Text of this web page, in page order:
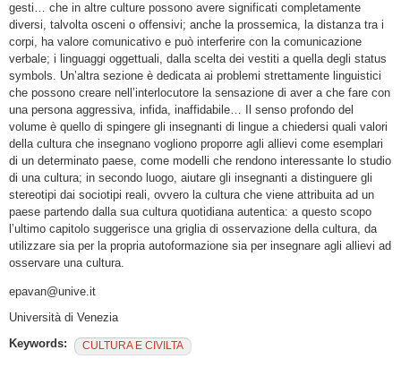
gesti… che in altre culture possono avere significati completamente
diversi, talvolta osceni o offensivi; anche la prossemica, la distanza tra i
corpi, ha valore comunicativo e può interferire con la comunicazione
verbale; i linguaggi oggettuali, dalla scelta dei vestiti a quella degli status
symbols. Un’altra sezione è dedicata ai problemi strettamente linguistici
che possono creare nell’interlocutore la sensazione di aver a che fare con
una persona aggressiva, infida, inaffidabile… Il senso profondo del
volume è quello di spingere gli insegnanti di lingue a chiedersi quali valori
della cultura che insegnano vogliono proporre agli allievi come esemplari
di un determinato paese, come modelli che rendono interessante lo studio
di una cultura; in secondo luogo, aiutare gli insegnanti a distinguere gli
stereotipi dai sociotipi reali, ovvero la cultura che viene attribuita ad un
paese partendo dalla sua cultura quotidiana autentica: a questo scopo
l’ultimo capitolo suggerisce una griglia di osservazione della cultura, da
utilizzare sia per la propria autoformazione sia per insegnare agli allievi ad
osservare una cultura.
epavan@unive.it
Università di Venezia
Keywords:
CULTURA E CIVILTA